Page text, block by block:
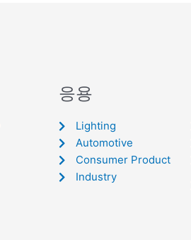
응용
Lighting
Automotive
Consumer Product
Industry